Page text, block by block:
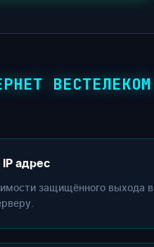
IP адрес
защищённого выхода